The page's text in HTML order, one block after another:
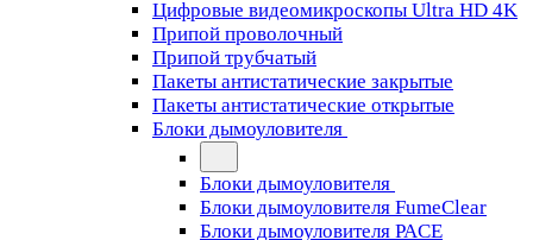
Цифровые видеомикроскопы Ultra HD 4K
Припой проволочный
Припой трубчатый
Пакеты антистатические закрытые
Пакеты антистатические открытые
Блоки дымоуловителя
Блоки дымоуловителя
Блоки дымоуловителя FumeClear
Блоки дымоуловителя PACE